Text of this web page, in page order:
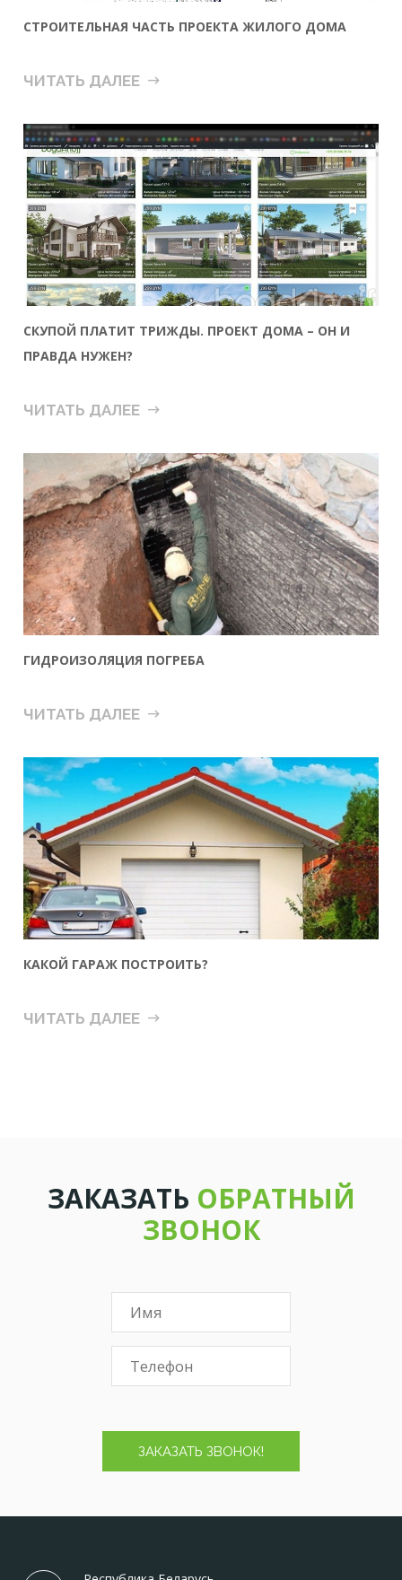
СТРОИТЕЛЬНАЯ ЧАСТЬ ПРОЕКТА ЖИЛОГО ДОМА
ЧИТАТЬ ДАЛЕЕ
СКУПОЙ ПЛАТИТ ТРИЖДЫ. ПРОЕКТ ДОМА – ОН И
ПРАВДА НУЖЕН?
ЧИТАТЬ ДАЛЕЕ
ГИДРОИЗОЛЯЦИЯ ПОГРЕБА
ЧИТАТЬ ДАЛЕЕ
КАКОЙ ГАРАЖ ПОСТРОИТЬ?
ЧИТАТЬ ДАЛЕЕ
ЗАКАЗАТЬ ОБРАТНЫЙ
ЗВОНОК
ЗАКАЗАТЬ ЗВОНОК!